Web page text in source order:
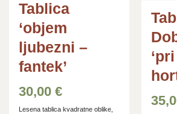
Tablica
‘objem
ljubezni –
fantek’
30,00€
Lesena tablica kvadratne oblike,